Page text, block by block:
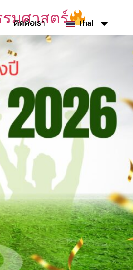
ติดต่อเรา Thai
รมศาสตร์